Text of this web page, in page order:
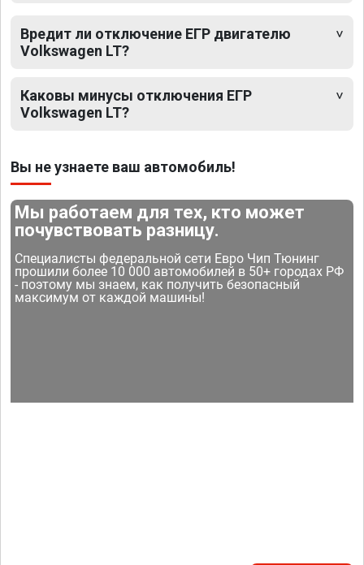
Вредит ли отключение ЕГР двигателю
Volkswagen LT?
Каковы минусы отключения ЕГР
Volkswagen LT?
Вы не узнаете ваш автомобиль!
Мы работаем для тех, кто может
почувствовать разницу.
Специалисты федеральной сети Евро Чип Тюнинг
прошили более 10 000 автомобилей в 50+ городах РФ
- поэтому мы знаем, как получить безопасный
максимум от каждой машины!